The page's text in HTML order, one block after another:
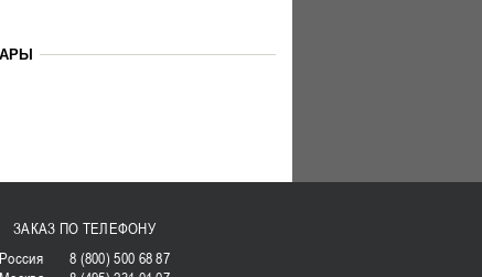
ЗАКАЗ ПО ТЕЛЕФОНУ
Россия
8 (800) 500 68 87